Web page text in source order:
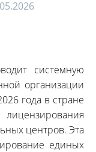
системную
организации
года в стране
центров. Эта
единых